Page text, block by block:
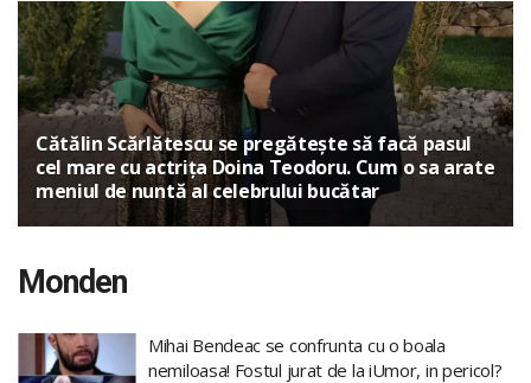
Cătălin Scărlătescu se pregătește să facă pasul
cel mare cu actrița Doina Teodoru. Cum o sa arate
meniul de nuntă al celebrului bucătar
Monden
Mihai Bendeac se confrunta cu o boala
nemiloasa! Fostul jurat de la iUmor, in pericol?